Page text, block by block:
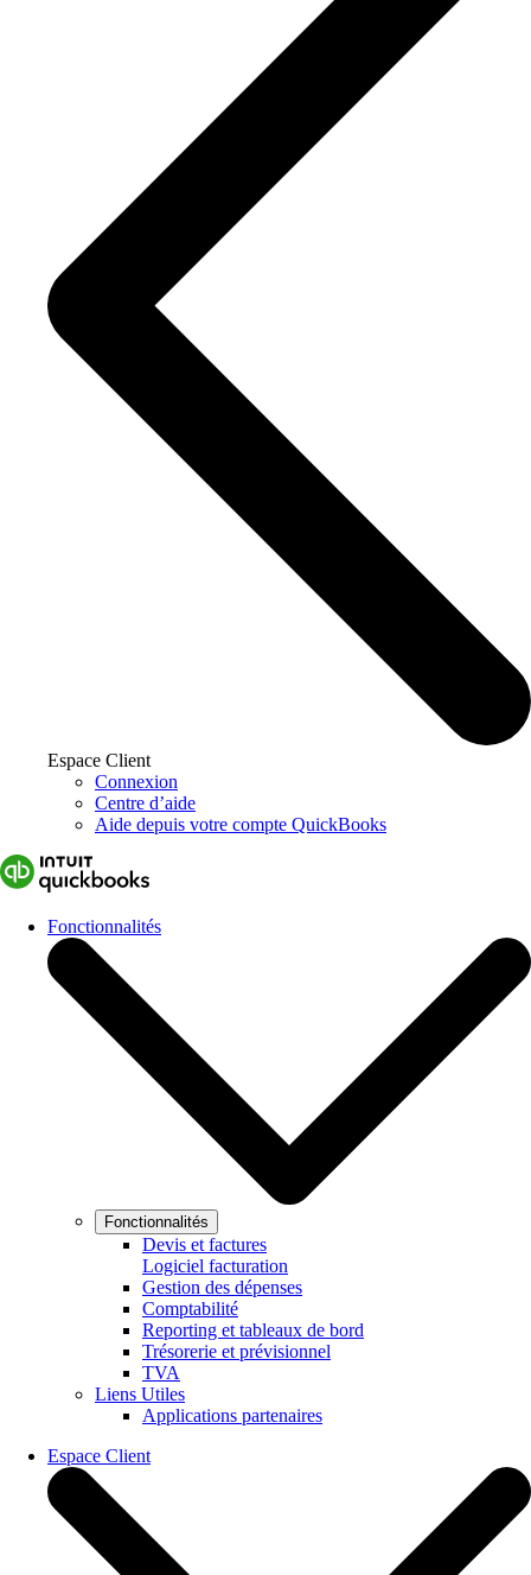
Espace Client
Connexion
Centre d’aide
Aide depuis votre compte QuickBooks
Fonctionnalités
Fonctionnalités
Devis et factures
Logiciel facturation
Gestion des dépenses
Comptabilité
Reporting et tableaux de bord
Trésorerie et prévisionnel
TVA
Liens Utiles
Applications partenaires
Espace Client